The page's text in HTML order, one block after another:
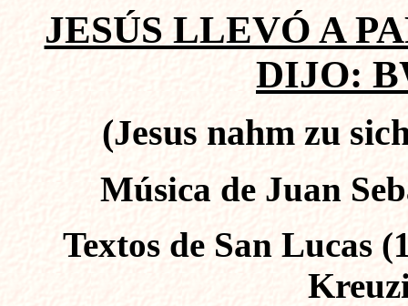
JESÚS LLEVÓ A
DIJO:
(Jesus nahm zu
Música de Juan
Textos de San Lucas